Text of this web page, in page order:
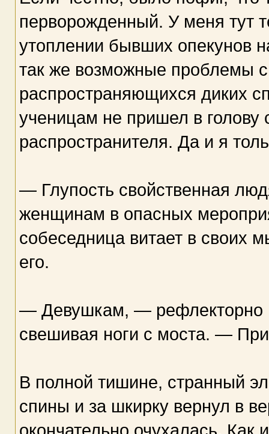
перворожденный. У меня тут
утоплении бывших опекунов
так же возможные проблемы
распространяющихся диких
ученицам не пришел в
распространителя. Да и я
— Глупость свойственная
женщинам в опасных
собеседница витает в своих
его.
— Девушкам, — рефлекторно
свешивая ноги с моста. —
В полной тишине, странный
спины и за шкирку вернул в